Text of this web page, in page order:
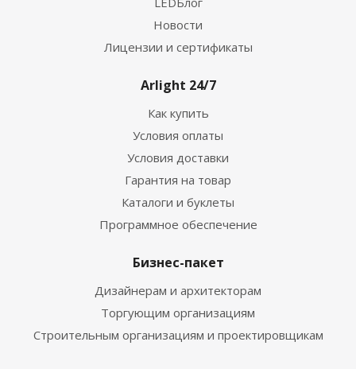
Новости
Лицензии и сертификаты
Arlight 24/7
Как купить
Условия оплаты
Условия доставки
Гарантия на товар
Каталоги и буклеты
Программное обеспечение
Бизнес-пакет
Дизайнерам и архитекторам
Торгующим организациям
Строительным организациям и проектировщикам